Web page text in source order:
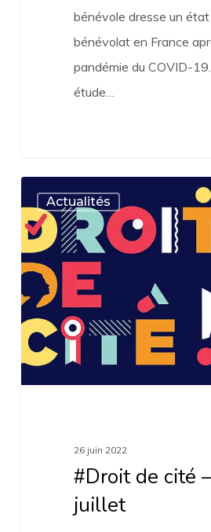
bénévole dresse un état
bénévolat en France
pandémie du COVID-
étude…
de
cité
–
juillet
Actualités
26 juin 2022
#Droit de cité
juillet